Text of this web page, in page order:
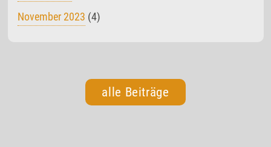
November 2023 (4)
alle Beiträge